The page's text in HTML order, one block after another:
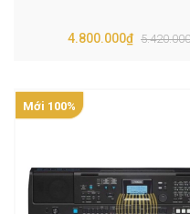
4.800.000₫
Mới 100%